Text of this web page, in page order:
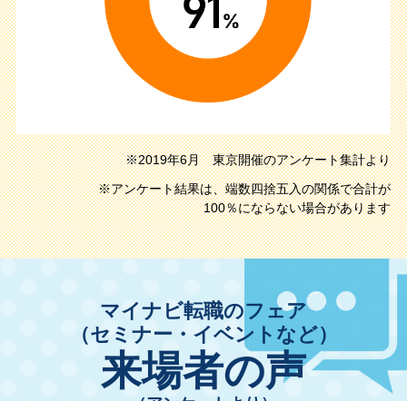
※2019年6月 東京開催のアンケート集計より
※アンケート結果は、端数四捨五入の関係で合計が
100％にならない場合があります
マイナビ転職のフェア
（セミナー・イベントなど）
来場者の声